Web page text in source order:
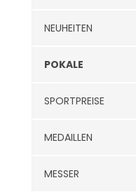
NEUHEITEN
POKALE
SPORTPREISE
MEDAILLEN
MESSER